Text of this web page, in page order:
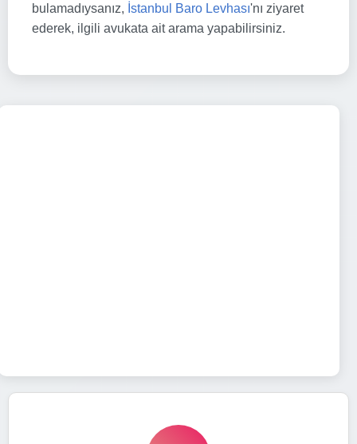
bulamadıysanız, İstanbul Baro Levhası'nı ziyaret
ederek, ilgili avukata ait arama yapabilirsiniz.